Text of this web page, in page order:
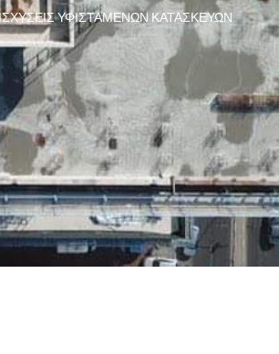
ΥΦΙΣΤΆΜΕΝΩΝ ΚΑΤΑΣΚΕΥΏΝ